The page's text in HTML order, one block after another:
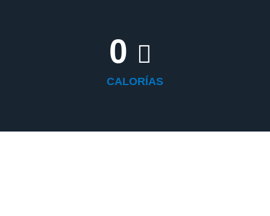
CALORÍAS
0